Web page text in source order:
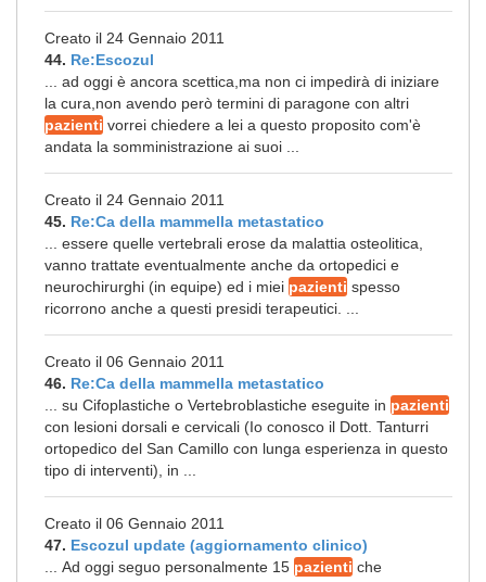
Creato il 24 Gennaio 2011
44. Re:Escozul
... ad oggi è ancora scettica,ma non ci impedirà di iniziare
la cura,non avendo però termini di paragone con altri
pazienti vorrei chiedere a lei a questo proposito com'è
andata la somministrazione ai suoi ...
Creato il 24 Gennaio 2011
45. Re:Ca della mammella metastatico
... essere quelle vertebrali erose da malattia osteolitica,
vanno trattate eventualmente anche da ortopedici e
neurochirurghi (in equipe) ed i miei pazienti spesso
ricorrono anche a questi presidi terapeutici. ...
Creato il 06 Gennaio 2011
46. Re:Ca della mammella metastatico
... su Cifoplastiche o Vertebroblastiche eseguite in pazienti
con lesioni dorsali e cervicali (Io conosco il Dott. Tanturri
ortopedico del San Camillo con lunga esperienza in questo
tipo di interventi), in ...
Creato il 06 Gennaio 2011
47. Escozul update (aggiornamento clinico)
... Ad oggi seguo personalmente 15 pazienti che